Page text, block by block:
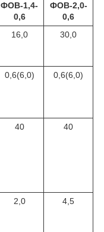
ФОВ-1,4-
0,6
ФОВ-2,0-
0,6
16,0 30,0
0,6(6,0) 0,6(6,0)
40 40
2,0 4,5